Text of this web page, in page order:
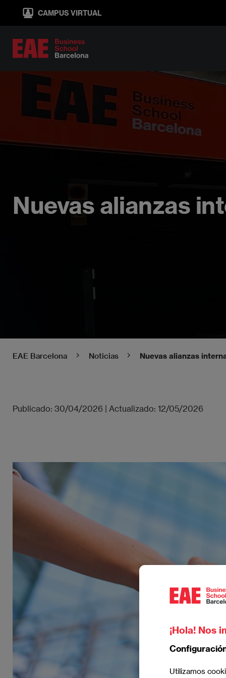
principal
CAMPUS VIRTUAL
Nuevas alianzas
EAE Barcelona Noticias Nuevas alianzas
Publicado: 30/04/2026 | Actualizado: 12/05/2026
Imagen
¡Hola! Nos
Utilizamos